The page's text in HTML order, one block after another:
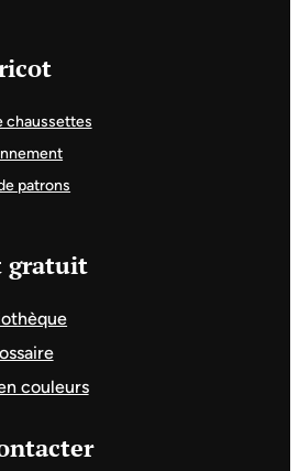
chaussettes
patrons
gratuit
couleurs